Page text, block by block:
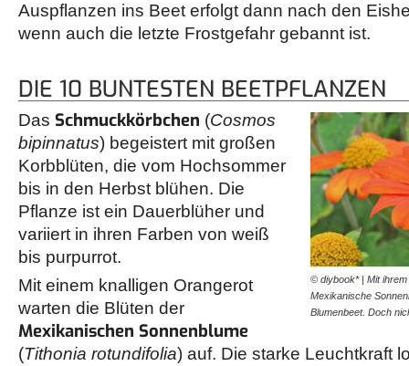
Auspflanzen ins Beet erfolgt dann nach den
wenn auch die letzte Frostgefahr gebannt ist.
DIE 10 BUNTESTEN BEETPFLANZEN
© diybook* | Mit
Mexikanische
Blumenbeet. Doch
Das Schmuckkörbchen (Cosmos
bipinnatus) begeistert mit großen
Korbblüten, die vom Hochsommer
bis in den Herbst blühen. Die
Pflanze ist ein Dauerblüher und
variiert in ihren Farben von weiß
bis purpurrot.
Mit einem knalligen Orangerot
warten die Blüten der
Mexikanischen Sonnenblume
(Tithonia rotundifolia) auf. Die starke Leuchtkraft